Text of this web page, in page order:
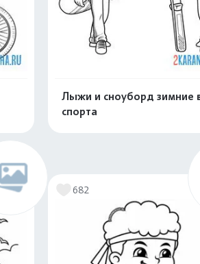
Лыжи и сноуборд зимние
спорта
682